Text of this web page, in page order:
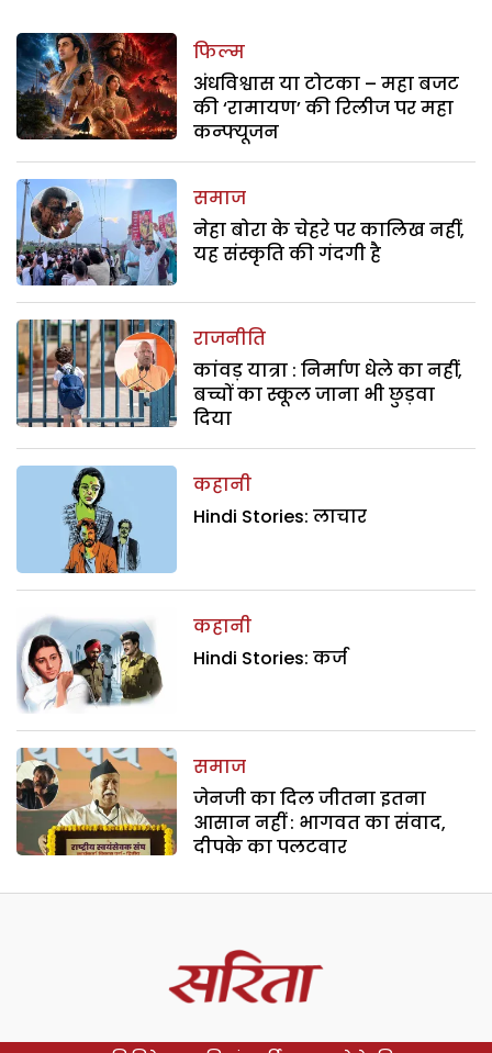
फिल्म
अंधविश्वास या टोटका – महा बजट
की ‘रामायण’ की रिलीज पर महा
कन्फ्यूजन
समाज
नेहा बोरा के चेहरे पर कालिख नहीं,
यह संस्कृति की गंदगी है
राजनीति
कांवड़ यात्रा : निर्माण धेले का नहीं,
बच्चों का स्कूल जाना भी छुड़वा
दिया
कहानी
Hindi Stories: लाचार
कहानी
Hindi Stories: कर्ज
समाज
जेनजी का दिल जीतना इतना
आसान नहीं : भागवत का संवाद,
दीपके का पलटवार